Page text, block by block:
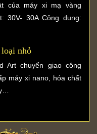
của máy xi mạ vàng
30V- 30A Công dụng:
nhỏ
Art chuyển giao công
máy xi nano, hóa chất